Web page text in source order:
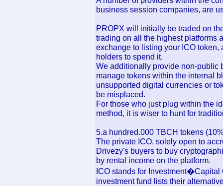
business session companies, are
PROPX will initially be traded on
trading on all the highest platforms
exchange to listing your ICO
holders to spend it.
We additionally provide non-public
manage tokens within the internal
unsupported digital currencies or
be misplaced.
For those who just plug within the
method, it is wiser to hunt for
5.a hundred.000 TBCH tokens
The private ICO, solely open to
Drivezy's buyers to buy
by rental income on the platform.
ICO stands for Investment�Capital
investment fund lists their